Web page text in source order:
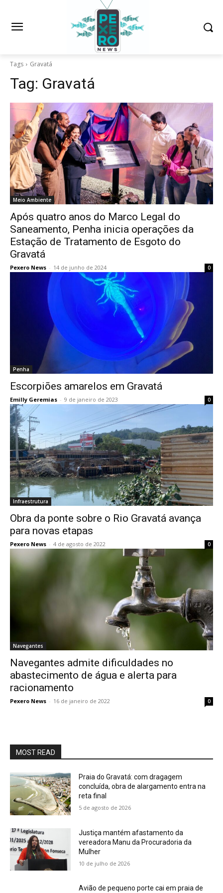
Tags Gravatá
Tag: Gravatá
Meio Ambiente
Após quatro anos do Marco Legal do
Saneamento, Penha inicia operações da
Estação de Tratamento de Esgoto do
Gravatá
Pexero News - 14 de junho de 2024 0
Penha
Escorpiões amarelos em Gravatá
Emilly Geremias - 9 de janeiro de 2023 0
Infraestrutura
Obra da ponte sobre o Rio Gravatá avança
para novas etapas
Pexero News - 4 de agosto de 2022 0
Navegantes
Navegantes admite dificuldades no
abastecimento de água e alerta para
racionamento
Pexero News - 16 de janeiro de 2022 0
MOST READ
Praia do Gravatá: com dragagem
concluída, obra de alargamento entra na
reta final
5 de agosto de 2026
Justiça mantém afastamento da
vereadora Manu da Procuradoria da
Mulher
10 de julho de 2026
Avião de pequeno porte cai em praia de